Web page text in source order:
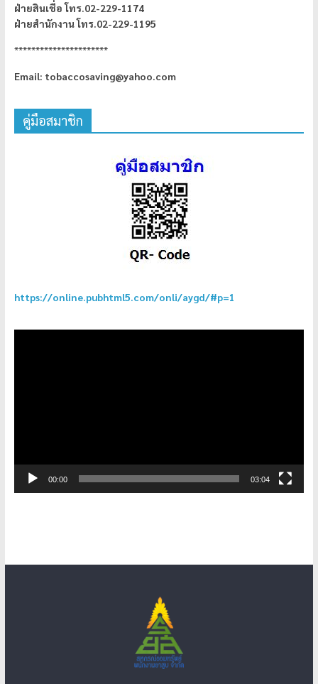
ฝ่ายสินเชื่อ โทร.02-229-1174
ฝ่ายสำนักงาน โทร.02-229-1195
**********************
Email: tobaccosaving@yahoo.com
คู่มือสมาชิก
https://online.pubhtml5.com/onli/aygd/#p=1
00:00 03:04